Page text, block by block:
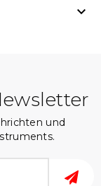

und